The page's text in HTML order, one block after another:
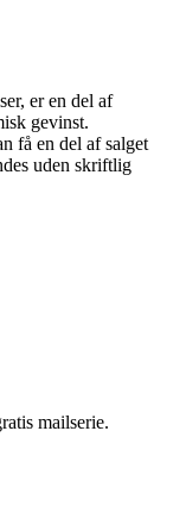
er en del af
gevinst.
få en del af salget
uden skriftlig
mailserie.